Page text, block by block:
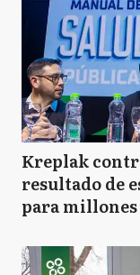
Kreplak
resultado de
para